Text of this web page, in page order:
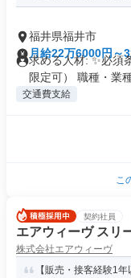
福井県福井市
月給22万6000円～
求める人材: ✨必須
限定可） 職種・業種
交通費支給
こ
契約社員
エアウィーヴ スリ
株式会社エアウィーヴ
【販売・接客経験1